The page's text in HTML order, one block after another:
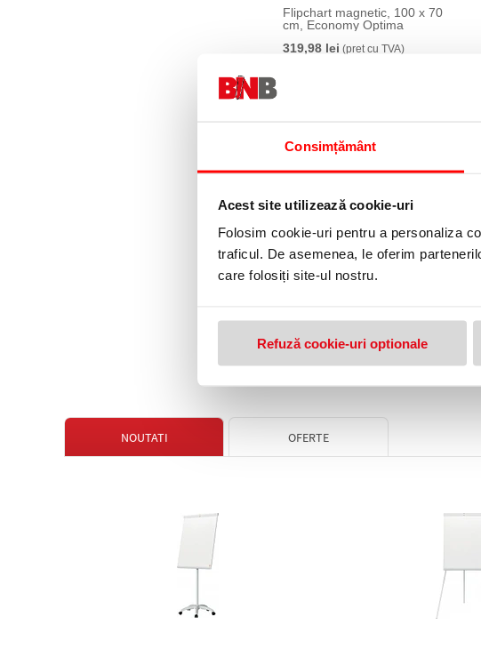
Consimțământ
Acest site utilizează cookie-uri
Folosim cookie-uri pentru a personaliza
traficul. De asemenea, le oferim
care folosiți site-ul nostru.
Refuză cookie-uri optionale
Flipchart magnetic, 100 x 70
cm, Economy Optima
319,98 lei (pret cu TVA)
NOUTATI OFERTE